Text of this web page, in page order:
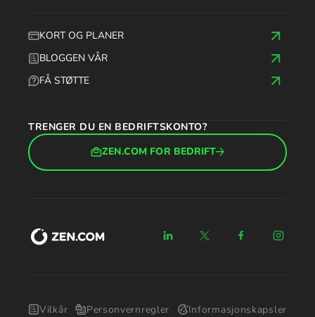
KORT OG PLANER
BLOGGEN VÅR
FÅ STØTTE
TRENGER DU EN BEDRIFTSKONTO?
ZEN.COM FOR BEDRIFT
Vilkår Personvernregler Informasjonskapsler